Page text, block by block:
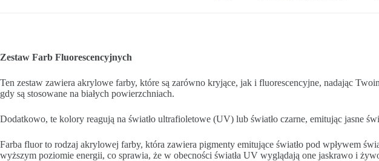
Zestaw Farb Fluorescencyjnych
Ten zestaw zawiera akrylowe farby, które są zarówno kryjące, jak i fluorescencyjne, nadając
gdy są stosowane na białych powierzchniach.
Dodatkowo, te kolory reagują na światło ultrafioletowe (UV) lub światło czarne, emitując jasne
Farba fluor to rodzaj akrylowej farby, która zawiera pigmenty emitujące światło pod wpływem
wyższym poziomie energii, co sprawia, że w obecności światła UV wyglądają one jaskrawo i